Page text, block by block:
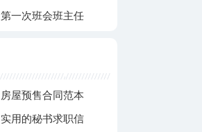
文汇编九篇
第一次班会班主任
房屋预售合同范本
实用的秘书求职信